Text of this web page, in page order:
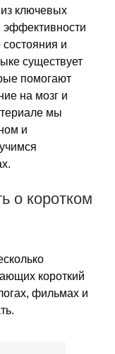
ключевых
эффективности
и
существует
помогают
на мозг и
мы
и
о коротком
короткий
фильмах и